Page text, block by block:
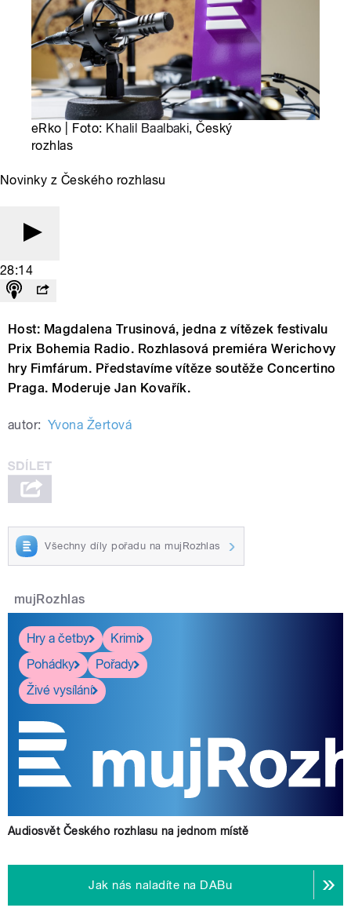
eRko | Foto: Khalil Baalbaki, Český
rozhlas
Novinky z Českého rozhlasu
28:14
Host: Magdalena Trusinová, jedna z vítězek festivalu
Prix Bohemia Radio. Rozhlasová premiéra Werichovy
hry Fimfárum. Představíme vítěze soutěže Concertino
Praga. Moderuje Jan Kovařík.
autor: Yvona Žertová
Všechny díly pořadu na mujRozhlas
mujRozhlas
Hry a četby
Krimi
Pohádky
Pořady
Živé vysílání
Audiosvět Českého rozhlasu na jednom místě
Jak nás naladíte na DABu